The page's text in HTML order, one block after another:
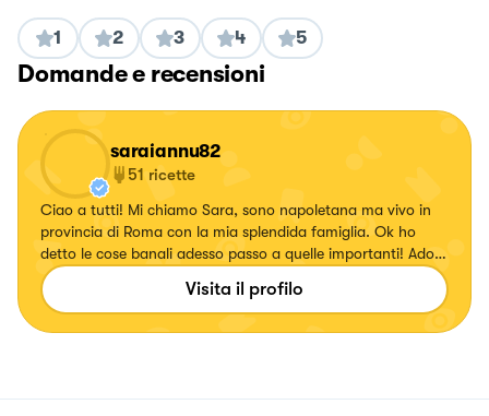
1 2 3 4 5
Domande e recensioni
saraiannu82
51 ricette
Ciao a tutti! Mi chiamo Sara, sono napoletana ma vivo in
provincia di Roma con la mia splendida famiglia. Ok ho
detto le cose banali adesso passo a quelle importanti! Adoro
cucinare, sperimentare piatti nuovi (i migliori sono gli
"svuotafrigo") assaggiarli ed imparare trucchi e trucchetti
che possono rendere anche le pietanze piu' semplici in
Visita il profilo